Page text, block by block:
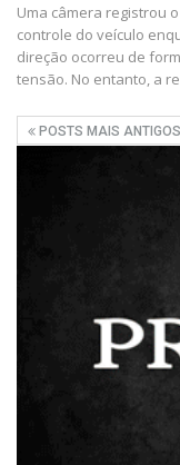
Uma câmera registrou
controle do veículo
direção ocorreu de
tensão. No entanto, a
POSTS MAIS ANTIGOS